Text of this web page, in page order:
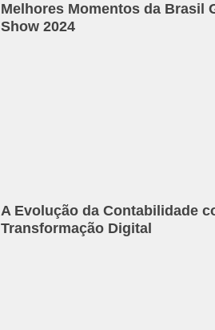
Melhores Momentos da Brasil
Show 2024
A Evolução da Contabilidade
Transformação Digital